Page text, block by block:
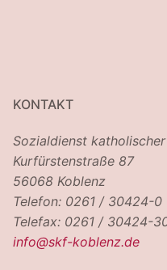
KONTAKT
Sozialdienst katholischer
Kurfürstenstraße 87
56068 Koblenz
Telefon: 0261 / 30424-0
Telefax: 0261 / 30424-
info@skf-koblenz.de